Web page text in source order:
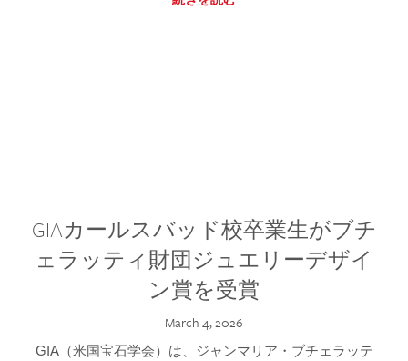
GIAカールスバッド校卒業生がブチ
ェラッティ財団ジュエリーデザイ
ン賞を受賞
March 4, 2026
GIA（米国宝石学会）は、ジャンマリア・ブチェラッテ